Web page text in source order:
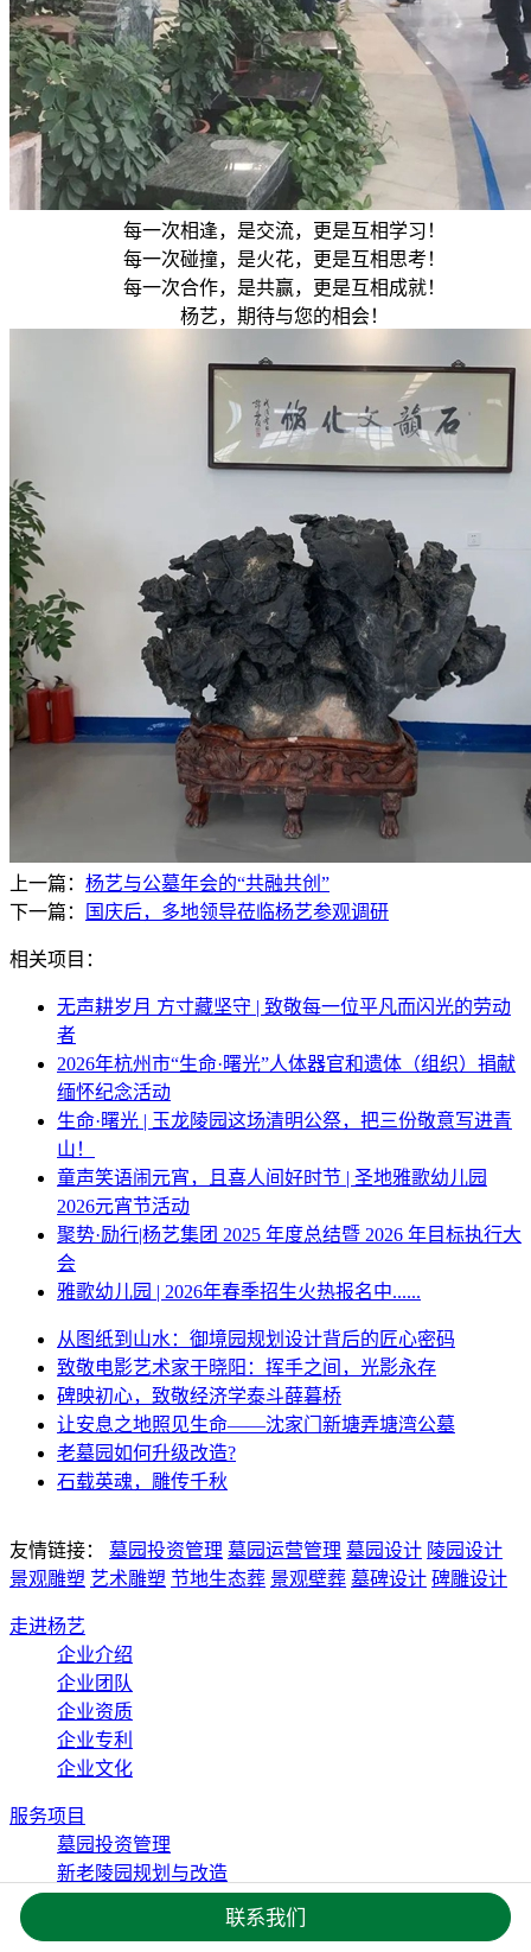
每一次相逢，是交流，更是互相学习！
每一次碰撞，是火花，更是互相思考！
每一次合作，是共赢，更是互相成就！
杨艺，期待与您的相会！
上一篇： 杨艺与公墓年会的“共融共创”
下一篇：
国庆后，多地领导莅临杨艺参观调研
相关项目：
无声耕岁月 方寸藏坚守 | 致敬每一位平凡而闪光的劳动
者
2026年杭州市“生命·曙光”人体器官和遗体（组织）捐献
缅怀纪念活动
生命·曙光 | 玉龙陵园这场清明公祭，把三份敬意写进青
山！
童声笑语闹元宵，且喜人间好时节 | 圣地雅歌幼儿园
2026元宵节活动
聚势·励行|杨艺集团 2025 年度总结暨 2026 年目标执行大
会
雅歌幼儿园 | 2026年春季招生火热报名中......
从图纸到山水：御境园规划设计背后的匠心密码
致敬电影艺术家于晓阳：挥手之间，光影永存
碑映初心，致敬经济学泰斗薛暮桥
让安息之地照见生命——沈家门新塘弄塘湾公墓
老墓园如何升级改造?
石载英魂，雕传千秋
友情链接： 墓园投资管理 墓园运营管理 墓园设计 陵园设计
景观雕塑 艺术雕塑 节地生态葬 景观壁葬 墓碑设计 碑雕设计
走进杨艺
企业介绍
企业团队
企业资质
企业专利
企业文化
服务项目
墓园投资管理
新老陵园规划与改造
联系我们